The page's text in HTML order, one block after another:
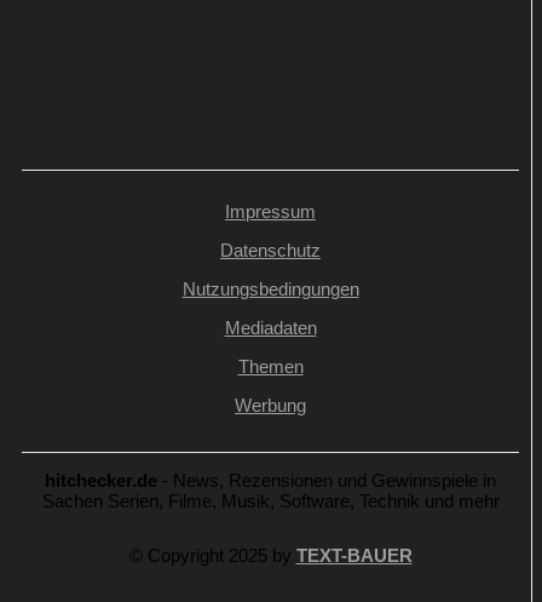
Impressum
Datenschutz
Nutzungsbedingungen
Mediadaten
Themen
Werbung
hitchecker.de - News, Rezensionen und Gewinnspiele in
Sachen Serien, Filme, Musik, Software, Technik und mehr
© Copyright 2025 by TEXT-BAUER